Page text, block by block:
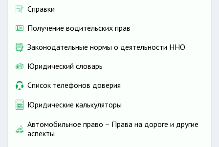
Справки
Получение водительских прав
Законодательные нормы о деятельности ННО
Юридический словарь
Список телефонов доверия
Юридические калькуляторы
Автомобильное право – Права на дороге и другие
аспекты